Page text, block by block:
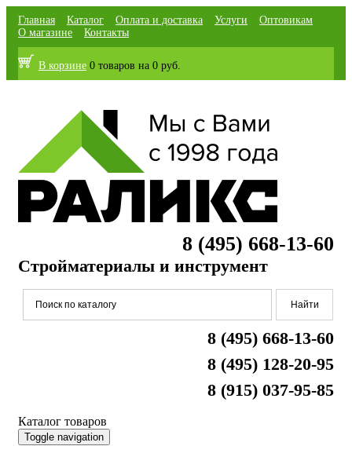
Главная Каталог Оплата и доставка Услуги
Оптовикам
О магазине
Контакты
В корзине 0 товаров на 0 руб.
8 (495) 668-13-60
Стройматериалы и инструмент
8 (495) 668-13-60
8 (495) 128-20-95
8 (915) 037-95-85
Каталог товаров
Toggle navigation